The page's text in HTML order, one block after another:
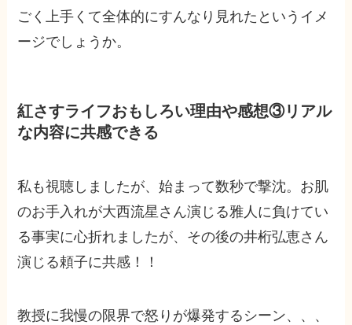
ごく上手くて全体的にすんなり見れたというイメ
ージでしょうか。
紅さすライフおもしろい理由や感想③リアル
な内容に共感できる
私も視聴しましたが、始まって数秒で撃沈。お肌
のお手入れが大西流星さん演じる雅人に負けてい
る事実に心折れましたが、その後の井桁弘恵さん
演じる頼子に共感！！
教授に我慢の限界で怒りが爆発するシーン、、、